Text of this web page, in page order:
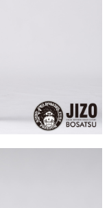
的，商店將以您的個人
項蒐集、處理及利用，
對及更正。
userRule
顯示為準，若有關於
聯繫「AFTEE先享後付
support/home
享後付」服務完成之交
易相關給付款項請求債
之同意方可使用
，本公司不負相關責
用戶狀況，依本公司即
，本公司將視審查結果